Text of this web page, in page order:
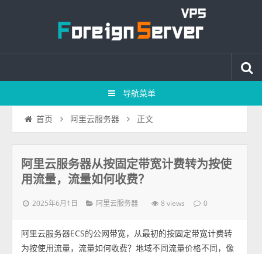
导航菜单
首页 阿里云服务器 正文
阿里云服务器从按固定带宽计费转为按使
用流量，流量如何收费？
2025年6月1日 阿里云服务器 8 views 0
阿里云服务器ECS的公网带宽，从最初的按固定带宽计费转
为按使用流量，流量如何收费？地域不同流量价格不同，像